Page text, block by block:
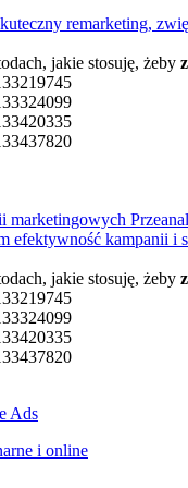
remarketing,
jakie stosuję, żeby
marketingowych
efektywność kampanii i
jakie stosuję, żeby
Ads
i online